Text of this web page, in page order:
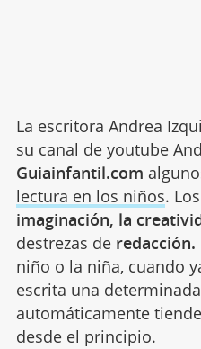
La escritora Andrea
su canal de youtube
Guiainfantil.com
lectura en los niños.
imaginación, la
destrezas de redacción.
niño o la niña, cuando
escrita una
automáticamente
desde el principio.